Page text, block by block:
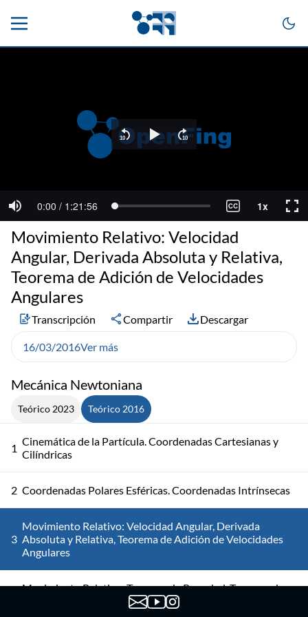
Mecánica Newtoniana
Teórico 2023 Teórico 2016
1 Cinemática de la Partícula. Coordenadas Cartesianas y
Cilíndricas
2 Coordenadas Polares Esféricas. Coordenadas Intrínsecas
3
Movimiento Relativo: Velocidad Angular, Derivada
Absoluta y Relativa, Teorema de Adición de Velocidades
Angulares
Movimiento Relativo: Teorema de Roverbal, Teorema de
Movimiento Relativo: Velocidad
Angular, Derivada Absoluta y Relativa,
Teorema de Adición de Velocidades
Angulares
Transcripción Compartir Descargar
16/03/2016Ver más